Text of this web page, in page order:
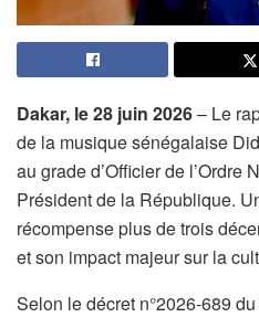
Dakar, le 28 juin 2026– Le
de la musique sénégalaise
au grade d’Officier de l’Ordre
Président de la République.
récompense plus de trois
et son impact majeur sur la
Selon le décret n°2026-689